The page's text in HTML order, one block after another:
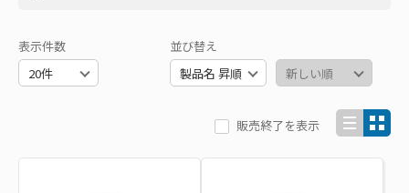
表示件数 並び替え
販売終了を表示